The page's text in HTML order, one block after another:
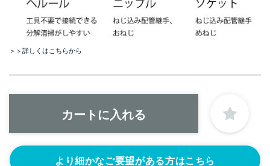
＞＞詳しくはこちらから
より細かなご要望がある方はこちら